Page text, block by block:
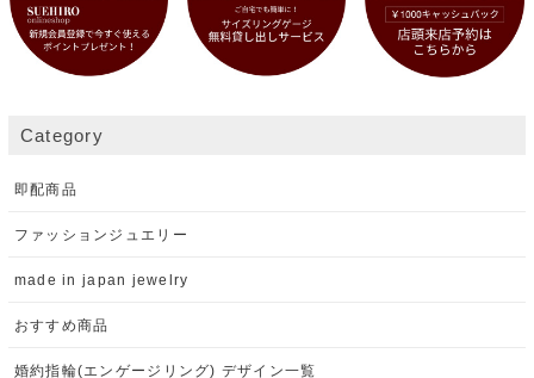
Category
即配商品
ファッションジュエリー
made in japan jewelry
おすすめ商品
婚約指輪(エンゲージリング) デザイン一覧